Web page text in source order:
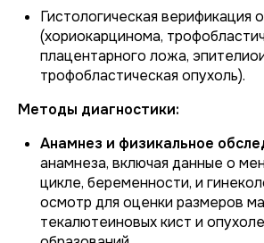
Гистологическая верификация
(хориокарцинома,
плацентарного ложа,
трофобластическая опухоль).
Методы диагностики:
Анамнез и физикальное
анамнеза, включая данные о
цикле, беременности, и
осмотр для оценки размеров
текалютеиновых кист и